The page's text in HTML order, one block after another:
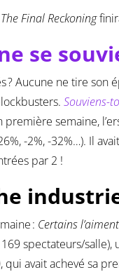
Final Reckoning
se
? Aucune ne tire
Souviens-
première semaine,
-2%, -32%…). Il
par 2 !
: Certains
spectateurs/
qui avait achevé sa